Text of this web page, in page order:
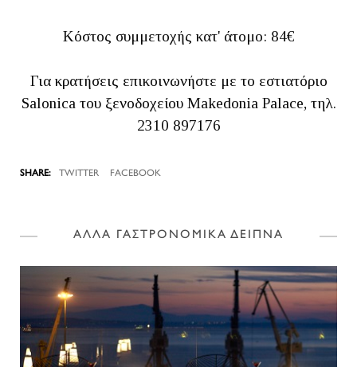
Κόστος συμμετοχής κατ' άτομο: 84€
Για κρατήσεις επικοινωνήστε με το εστιατόριο
Salonica του ξενοδοχείου Makedonia Palace, τηλ.
2310 897176
TWITTER FACEBOOK
ΑΛΛΑ ΓΑΣΤΡΟΝΟΜΙΚΑ ΔΕΙΠΝΑ